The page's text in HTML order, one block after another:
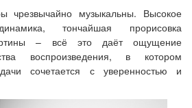
музыкальны. Высокое
тончайшая прорисовка
– всё это даёт ощущение
воспроизведения, в котором
сочетается с уверенностью и